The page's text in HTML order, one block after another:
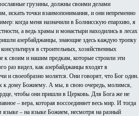
грузины, должны своими делами
искать точки взаимопонимания, и они непременно
когда меня назначили в Болнисскую епархию, я
а ведь храмы и монастыри находились в лесах
азербайджанцы, знающие здесь каждую тропку
в строительных, хозяйственных
к своим и нашим предкам, которые строили эти
раз видел, как азербайджанцы входят в
и своеобразно молятся. Они говорят, что Бог один.
к дому Божиему. А мы, в свою очередь, молимся,
чтобы они пришли в Церковь. Для Бога же не
– вера, которая воссоединяет весь мир. И тогда
языке – на языке Божием, несмотря на разный